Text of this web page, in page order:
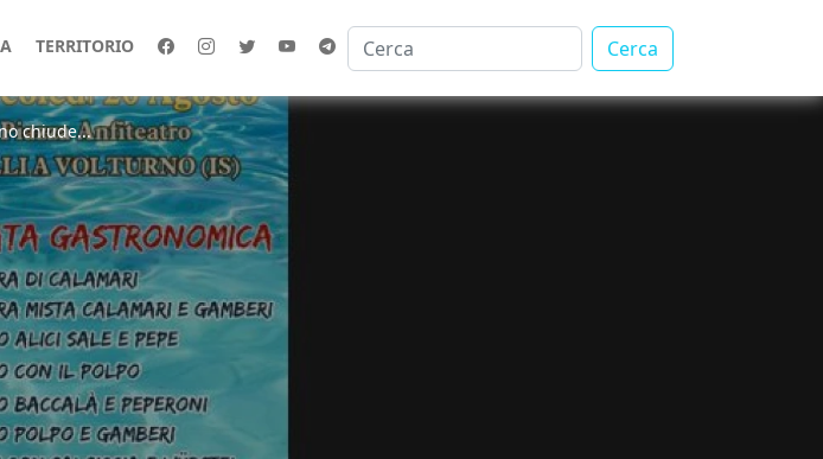
TERRITORIO Cerca
chiude...